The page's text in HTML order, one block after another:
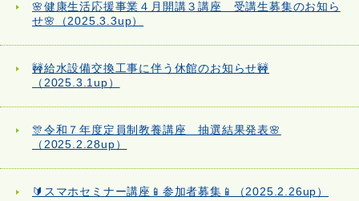
🌸健康生活応援事業４月開講３講座 受講生募集のお知ら
せ🌸（2025.3.3up）
🚧給水設備交換工事に伴う休館のお知らせ🚧
（2025.3.1up）
🎊令和７年度定員制教養講座 抽選結果発表🌸
（2025.2.28up）
🔰スマホセミナー講座📱参加者募集📱（2025.2.26up）